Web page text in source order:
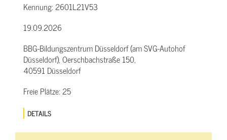
Kennung:2601L21V53
19.09.2026
BBG-Bildungszentrum Düsseldorf (am SVG-Autohof
Düsseldorf), Oerschbachstraße 150,
40591 Düsseldorf
Freie Plätze:25
DETAILS